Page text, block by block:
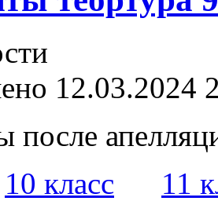
12.03.2024
после
10 класс
11